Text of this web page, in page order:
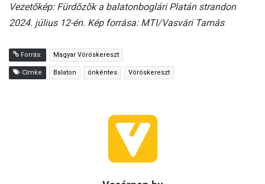
Vezetőkép: Fürdõzõk a balatonboglári Platán strandon
2024. július 12-én. Kép forrása: MTI/Vasvári Tamás
Forrás: Magyar Vöröskereszt
Címke Balaton önkéntes Vöröskereszt